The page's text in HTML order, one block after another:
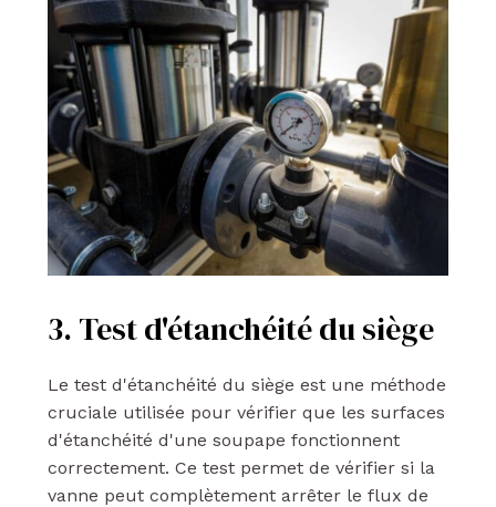
3. Test d'étanchéité du siège
Le test d'étanchéité du siège est une méthode
cruciale utilisée pour vérifier que les surfaces
d'étanchéité d'une soupape fonctionnent
correctement. Ce test permet de vérifier si la
vanne peut complètement arrêter le flux de